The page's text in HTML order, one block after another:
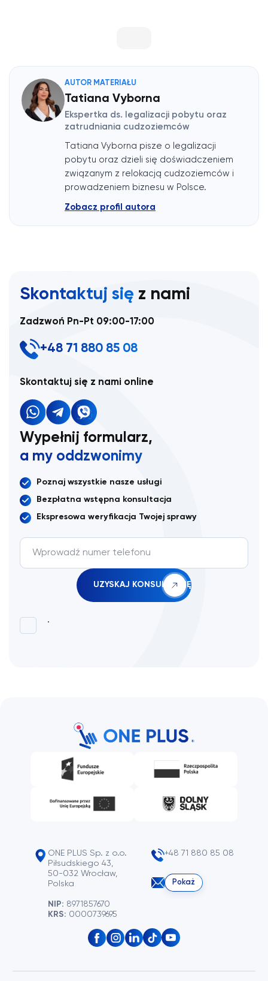
AUTOR MATERIAŁU
Tatiana Vyborna
Ekspertka ds. legalizacji pobytu oraz
zatrudniania cudzoziemców
Tatiana Vyborna pisze o legalizacji
pobytu oraz dzieli się doświadczeniem
związanym z relokacją cudzoziemców i
prowadzeniem biznesu w Polsce.
Zobacz profil autora
Skontaktuj się z nami
Zadzwoń Pn-Pt 09:00-17:00
+48 71 880 85 08
Skontaktuj się z nami online
Wypełnij formularz,
a my oddzwonimy
Poznaj wszystkie nasze usługi
Bezpłatna wstępna konsultacja
Ekspresowa weryfikacja Twojej sprawy
.
ONE PLUS Sp. z o.o.
Piłsudskiego 43,
50-032 Wrocław,
Polska
NIP: 8971857670
KRS: 0000739695
+48 71 880 85 08
Pokaż